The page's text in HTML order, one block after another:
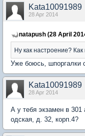
Kata10091989
28 Apr 2014
natapush (28 April
Ну как настроение?
Уже боюсь, шпоргалки
Kata10091989
28 Apr 2014
А у тебя экзамен в
одская, д. 32, корп.4?